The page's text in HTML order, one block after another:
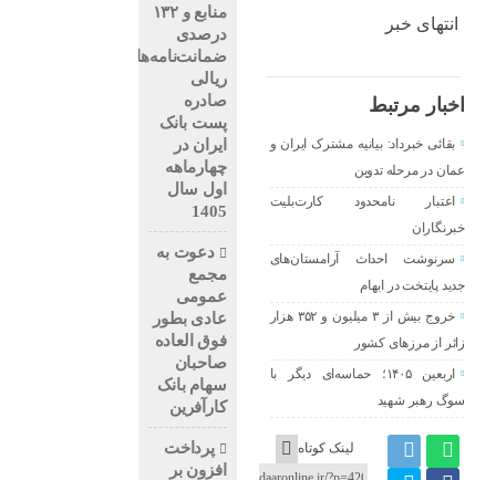
انتهای خبر
اخبار مرتبط
بقائی خبرداد: بیانیه مشترک ایران و
عمان در مرحله تدوین
اعتبار نامحدود کارت‌بلیت
خبرنگاران
سرنوشت احداث آرامستان‌های
جدید پایتخت در ابهام
خروج بیش از ۳ میلیون و ۳۵۲ هزار
زائر از مرزهای کشور
اربعین ۱۴۰۵؛ حماسه‌ای دیگر با
سوگ رهبر شهید
لینک کوتاه
منابع و ۱۳۲
درصدی
ضمانت‌نامه‌های
ریالی
صادره
پست بانک
ایران در
چهارماهه
اول سال
1405
دعوت به
مجمع
عمومی
عادی بطور
فوق العاده
صاحبان
سهام بانک
کارآفرین
پرداخت
افزون بر